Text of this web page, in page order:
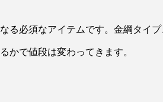
る必須なアイテムです。金綱タイ
かで値段は変わってきます。